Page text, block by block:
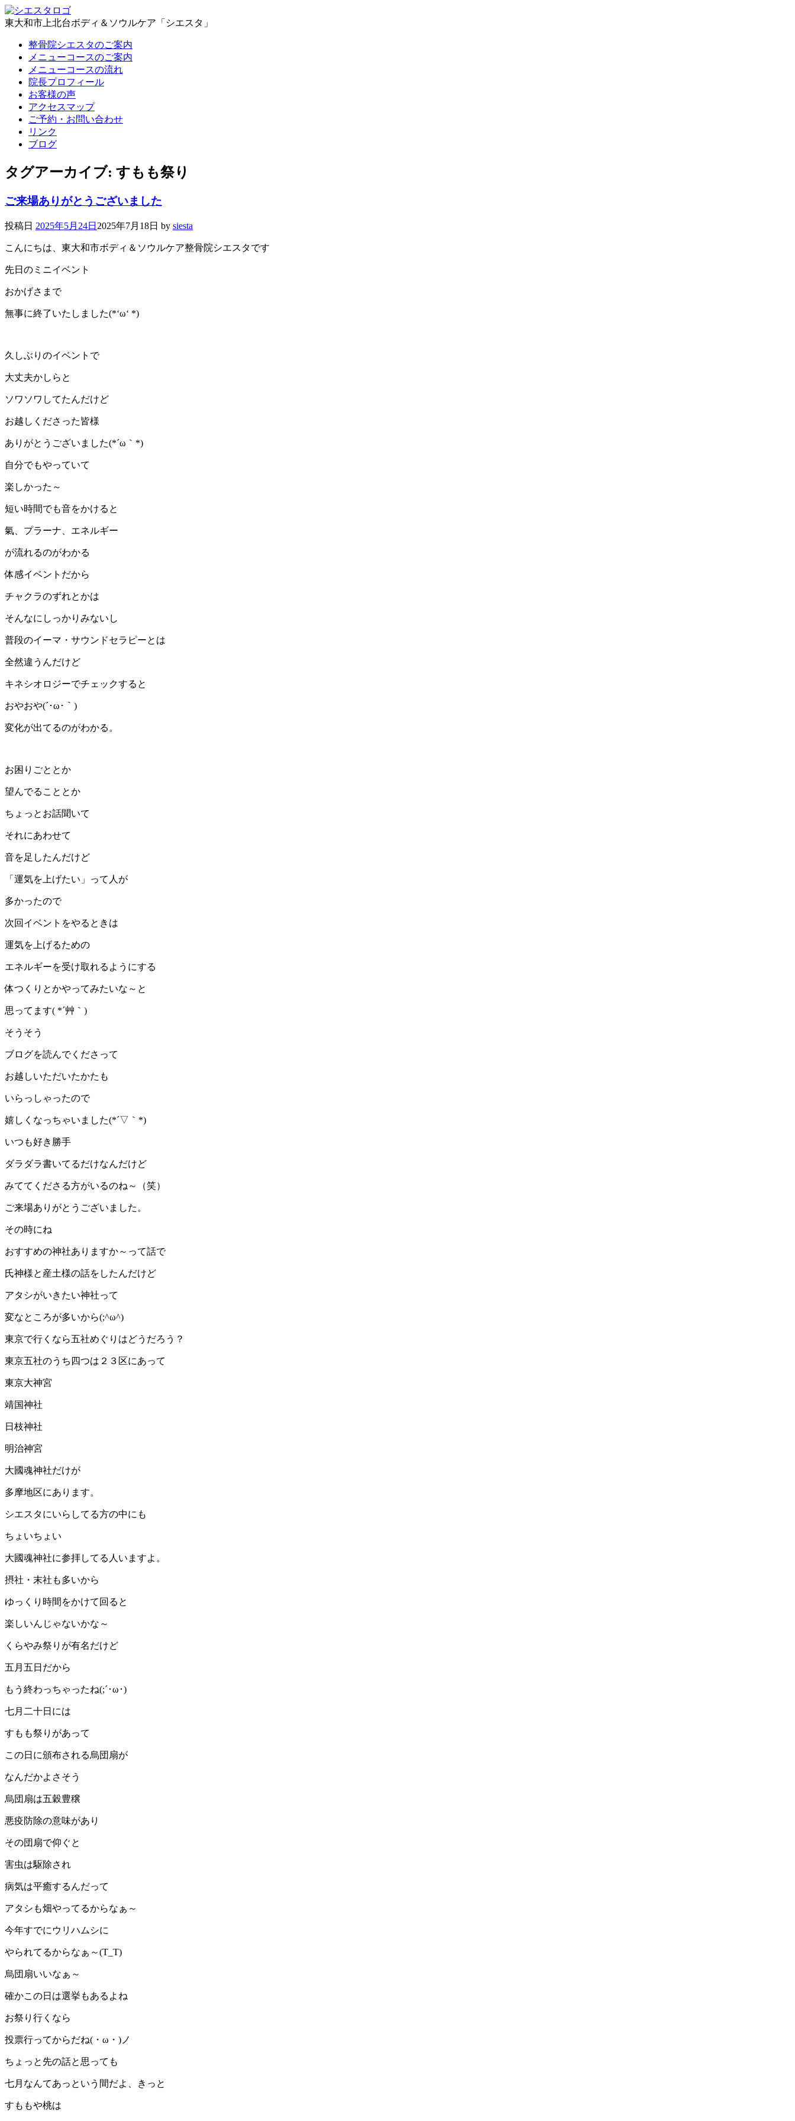
東大和市上北台ボディ＆ソウルケア「シエスタ」
整骨院シエスタのご案内
メニューコースのご案内
メニューコースの流れ
院長プロフィール
お客様の声
アクセスマップ
ご予約・お問い合わせ
リンク
ブログ
タグアーカイブ: すもも祭り
ご来場ありがとうございました
投稿日 2025年5月24日 2025年7月18日 by siesta
こんにちは、東大和市ボディ＆ソウルケア整骨院シエスタです
先日のミニイベント
おかげさまで
無事に終了いたしました(*‘ω‘ *)
久しぶりのイベントで
大丈夫かしらと
ソワソワしてたんだけど
お越しくださった皆様
ありがとうございました(*´ω｀*)
自分でもやっていて
楽しかった～
短い時間でも音をかけると
氣、プラーナ、エネルギー
が流れるのがわかる
体感イベントだから
チャクラのずれとかは
そんなにしっかりみないし
普段のイーマ・サウンドセラピーとは
全然違うんだけど
キネシオロジーでチェックすると
おやおや(´･ω･｀)
変化が出てるのがわかる。
お困りごととか
望んでることとか
ちょっとお話聞いて
それにあわせて
音を足したんだけど
「運気を上げたい」って人が
多かったので
次回イベントをやるときは
運気を上げるための
エネルギーを受け取れるようにする
体つくりとかやってみたいな～と
思ってます( *´艸｀)
そうそう
ブログを読んでくださって
お越しいただいたかたも
いらっしゃったので
嬉しくなっちゃいました(*´▽｀*)
いつも好き勝手
ダラダラ書いてるだけなんだけど
みててくださる方がいるのね～（笑）
ご来場ありがとうございました。
その時にね
おすすめの神社ありますか～って話で
氏神様と産土様の話をしたんだけど
アタシがいきたい神社って
変なところが多いから(;^ω^)
東京で行くなら五社めぐりはどうだろう？
東京五社のうち四つは２３区にあって
東京大神宮
靖国神社
日枝神社
明治神宮
大國魂神社だけが
多摩地区にあります。
シエスタにいらしてる方の中にも
ちょいちょい
大國魂神社に参拝してる人いますよ。
摂社・末社も多いから
ゆっくり時間をかけて回ると
楽しいんじゃないかな～
くらやみ祭りが有名だけど
五月五日だから
もう終わっちゃったね(;´･ω･)
七月二十日には
すもも祭りがあって
この日に頒布される烏団扇が
なんだかよさそう
烏団扇は五穀豊穣
悪疫防除の意味があり
その団扇で仰ぐと
害虫は駆除され
病気は平癒するんだって
アタシも畑やってるからなぁ～
今年すでにウリハムシに
やられてるからなぁ～(T_T)
烏団扇いいなぁ～
確かこの日は選挙もあるよね
お祭り行くなら
投票行ってからだね(・ω・)ノ
ちょっと先の話と思っても
七月なんてあっという間だよ、きっと
すももや桃は